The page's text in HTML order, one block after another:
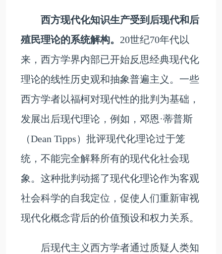
西方现代化知识生产受到后现代和后
殖民理论的系统解构。 20世纪70年代以
来，西方学界内部已开始反思经典现代化
理论的线性历史观和抽象普遍主义。一些
西方学者以福柯对现代性的批判为基础，
发展出后现代理论，例如，邓恩·蒂普斯
（Dean Tipps）批评现代化理论过于笼
统，不能完全解释所有的现代化社会现
象。这种批判动摇了现代化理论作为客观
社会科学的自我定位，促使人们重新审视
现代化概念背后的价值预设和权力关系。
后现代主义西方学者通过质疑人类知